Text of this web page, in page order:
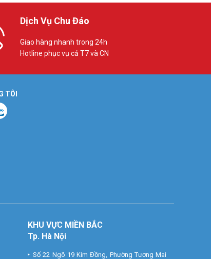
Dịch Vụ Chu Đáo
Giao hàng nhanh trong 24h
Hotline phục vụ cả T7 và CN
TÔI
KHU VỰC MIỀN BẮC
Tp. Hà Nội
Số 22 Ngõ 19 Kim Đồng, Phường Tương Mai